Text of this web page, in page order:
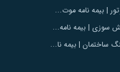
بیمه نامه موت...
| بیمه نامه...
| بیمه نا...